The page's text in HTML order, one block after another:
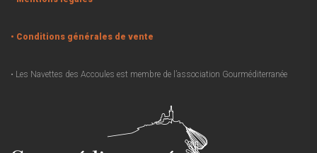
• Conditions générales de vente
• Les Navettes des Accoules est membre de l’association Gourméditerranée